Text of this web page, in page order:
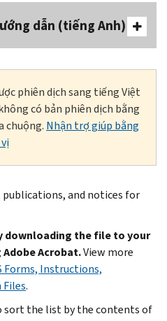
dẫn (tiếng Anh)
phiên dịch sang tiếng Việt
có bản phiên dịch bằng
chuộng. Nhận trợ giúp bằng
and notices for
downloading the file to your
Acrobat.View more
Forms, Instructions,
.
sort the list by the contents of